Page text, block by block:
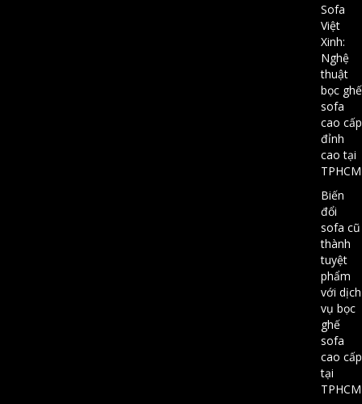
Sofa
Việt
Xinh:
Nghệ
thuật
bọc ghế
sofa
cao cấp
đỉnh
cao tại
TPHCM
Biến
đổi
sofa cũ
thành
tuyệt
phẩm
với dịch
vụ bọc
ghế
sofa
cao cấp
tại
TPHCM